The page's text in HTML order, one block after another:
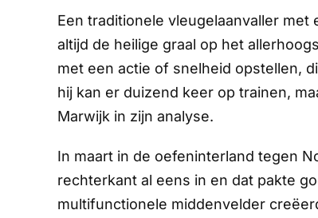
Een traditionele vleugelaanvaller
altijd de heilige graal op het
met een actie of snelheid opstellen,
hij kan er duizend keer op trainen,
Marwijk in zijn analyse.
In maart in de oefeninterland tegen
rechterkant al eens in en dat pakte
multifunctionele middenvelder